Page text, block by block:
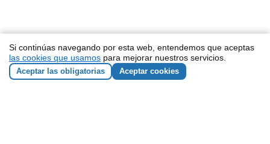
Si continúas navegando por esta web, entendemos que aceptas
las cookies que usamos para mejorar nuestros servicios.
Aceptar las obligatorias Aceptar cookies